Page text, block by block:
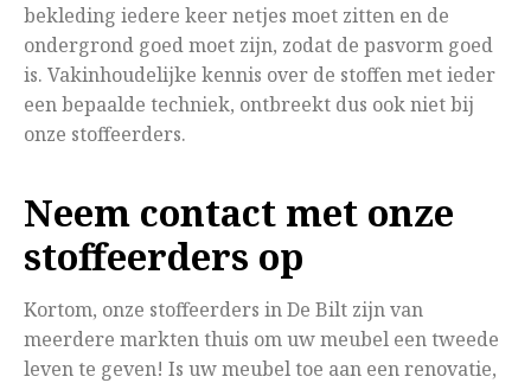
bekleding iedere keer netjes moet zitten en de
ondergrond goed moet zijn, zodat de pasvorm goed
is. Vakinhoudelijke kennis over de stoffen met ieder
een bepaalde techniek, ontbreekt dus ook niet bij
onze stoffeerders.
Neem contact met onze
stoffeerders op
Kortom, onze stoffeerders in De Bilt zijn van
meerdere markten thuis om uw meubel een tweede
leven te geven! Is uw meubel toe aan een renovatie,